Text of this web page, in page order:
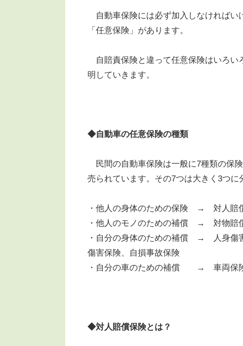
自動車保険には必ず加入しなければい
「任意保険」があります。
自賠責保険と違って任意保険はいろい
明していきます。
◆自動車の任意保険の種類
民間の自動車保険は一般に7種類の保
売られています。その7つは大きく3つに
・他人の身体のための保険 → 対人賠
・他人のモノのための補償 → 対物賠
・自分の身体のための補償 → 人身傷
傷害保険、自損事故保険
・自分の車のための補償 → 車両保
◆対人賠償保険とは？